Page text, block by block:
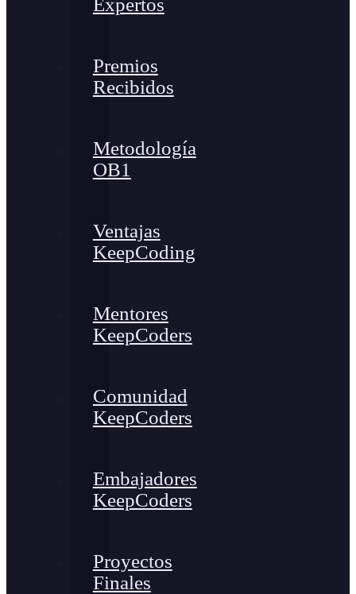
Expertos
Premios
Recibidos
Metodología
OB1
Ventajas
KeepCoding
Mentores
KeepCoders
Comunidad
KeepCoders
Embajadores
KeepCoders
Proyectos
Finales